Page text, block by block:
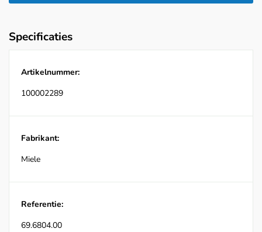
Specificaties
Artikelnummer:
100002289
Fabrikant:
Miele
Referentie:
69.6804.00